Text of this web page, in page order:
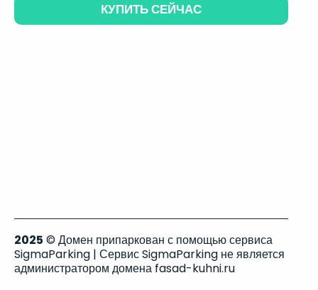
КУПИТЬ СЕЙЧАС
2025 © Домен припаркован с помощью сервиса
SigmaParking | Сервис SigmaParking не является
администратором домена fasad-kuhni.ru